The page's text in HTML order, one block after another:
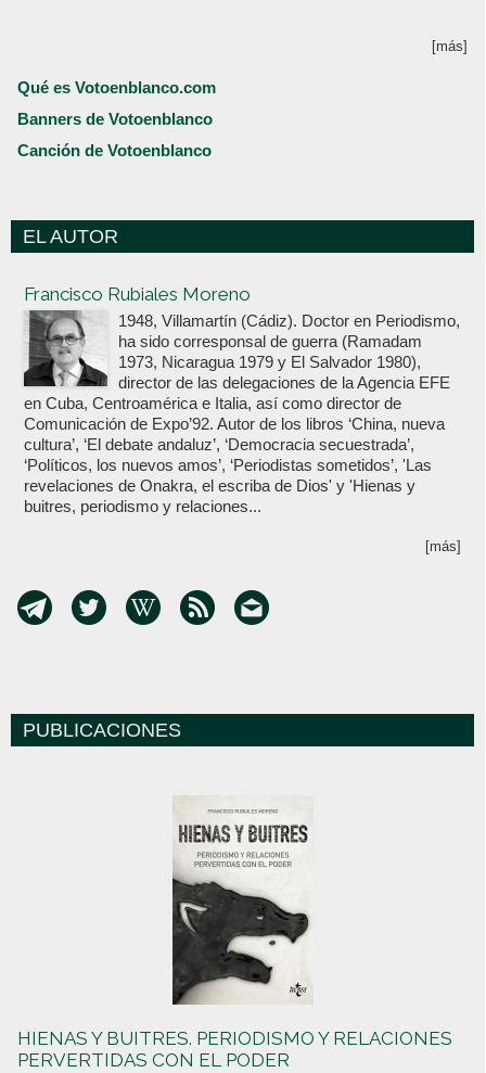
[más]
Qué es Votoenblanco.com
Banners de Votoenblanco
Canción de Votoenblanco
EL AUTOR
Francisco Rubiales Moreno
1948, Villamartín (Cádiz). Doctor en Periodismo,
ha sido corresponsal de guerra (Ramadam
1973, Nicaragua 1979 y El Salvador 1980),
director de las delegaciones de la Agencia EFE
en Cuba, Centroamérica e Italia, así como director de
Comunicación de Expo’92. Autor de los libros ‘China, nueva
cultura’, ‘El debate andaluz’, ‘Democracia secuestrada’,
‘Políticos, los nuevos amos’, ‘Periodistas sometidos’, 'Las
revelaciones de Onakra, el escriba de Dios' y 'Hienas y
buitres, periodismo y relaciones...
[más]
PUBLICACIONES
HIENAS Y BUITRES. PERIODISMO Y RELACIONES
PERVERTIDAS CON EL PODER